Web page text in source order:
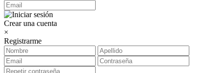
Crear una cuenta
×
Registrarme